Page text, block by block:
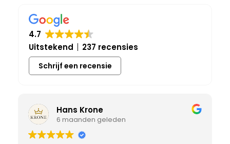
4.7
Uitstekend
237 recensies
Schrijf een recensie
Hans Krone
6 maanden geleden